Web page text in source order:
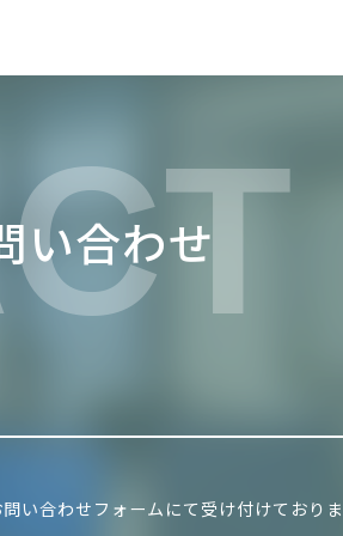
い合わせ
い合わせフォームにて受け付けており